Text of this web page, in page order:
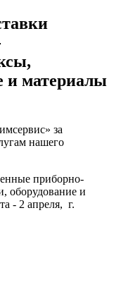
и материалы
за
нашего
приборно-
оборудование и
- 2 апреля, г.